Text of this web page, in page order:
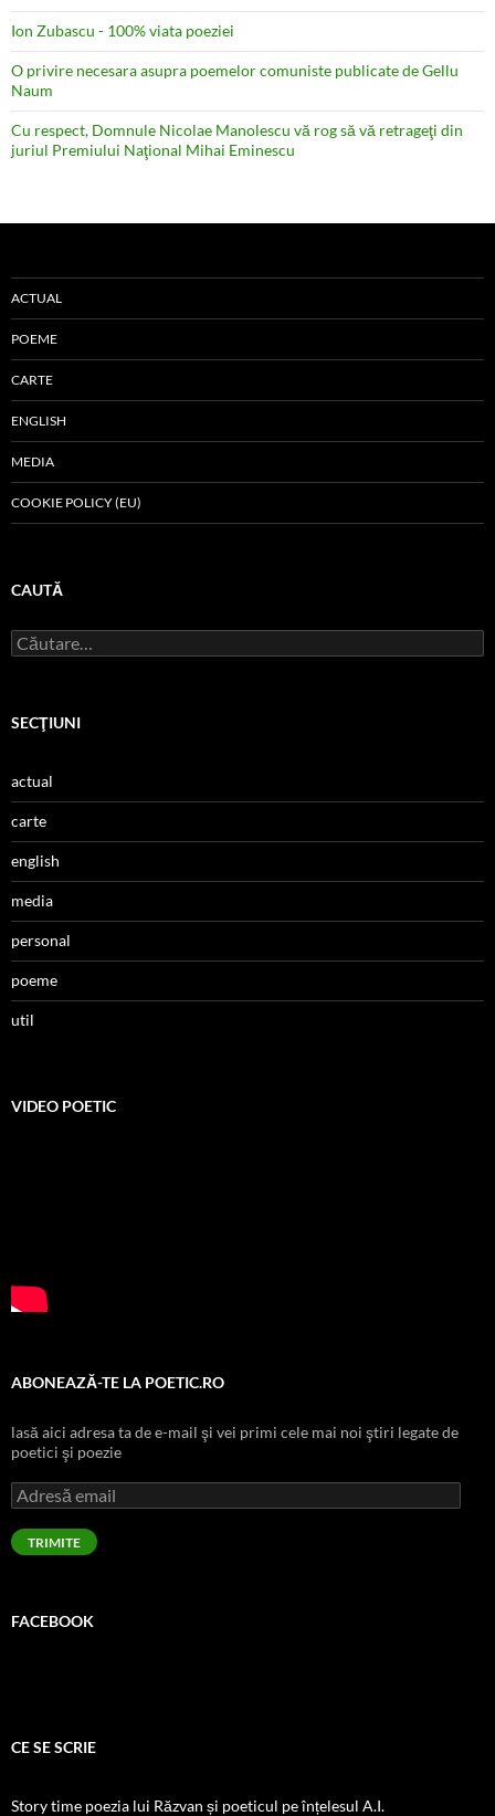
Ion Zubascu - 100% viata poeziei
O privire necesara asupra poemelor comuniste publicate de Gellu
Naum
Cu respect, Domnule Nicolae Manolescu vă rog să vă retrageţi din
juriul Premiului Naţional Mihai Eminescu
ACTUAL
POEME
CARTE
ENGLISH
MEDIA
COOKIE POLICY (EU)
CAUTĂ
Caută
după:
SECŢIUNI
actual
carte
english
media
personal
poeme
util
VIDEO POETIC
ABONEAZĂ-TE LA POETIC.RO
lasă aici adresa ta de e-mail şi vei primi cele mai noi ştiri legate de
poetici şi poezie
Adresă
email
TRIMITE
FACEBOOK
CE SE SCRIE
Story time poezia lui Răzvan și poeticul pe înțelesul A.I.